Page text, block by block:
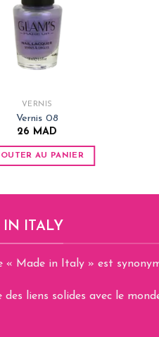
VERNIS
Vernis 08
26 MAD
AU PANIER
IN ITALY
« Made in Italy » est
des liens solides avec le